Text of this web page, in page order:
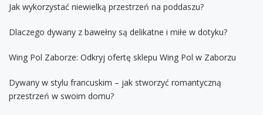
Jak wykorzystać niewielką przestrzeń na poddaszu?
Dlaczego dywany z bawełny są delikatne i miłe w dotyku?
Wing Pol Zaborze: Odkryj ofertę sklepu Wing Pol w Zaborzu
Dywany w stylu francuskim – jak stworzyć romantyczną
przestrzeń w swoim domu?